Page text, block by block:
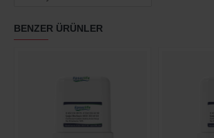
BENZER ÜRÜNLER